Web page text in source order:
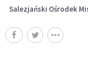
Salezjański Ośrodek